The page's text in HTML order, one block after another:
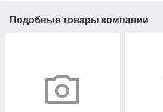
Подобные товары компании